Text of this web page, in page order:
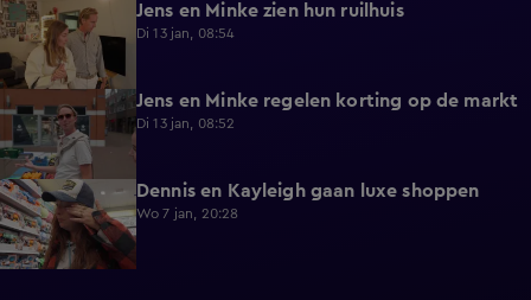
0:59 Jens en Minke zien hun ruilhuis
Di 13 jan, 08:54
0:32 Jens en Minke regelen korting op de markt
Di 13 jan, 08:52
3:13 Dennis en Kayleigh gaan luxe shoppen
Wo 7 jan, 20:28